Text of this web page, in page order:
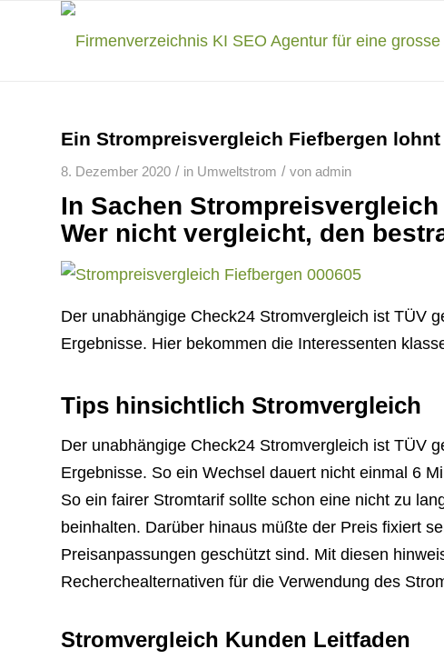
Ein Strompreisvergleich Fiefbergen
8. Dezember 2020 / in Umweltstrom / von admin
In Sachen
Wer nicht vergleicht, den
Der unabhängige Check24 Stromvergleich ist TÜV
Ergebnisse. Hier bekommen die Interessenten
Tips hinsichtlich Stromvergleich
Der unabhängige Check24 Stromvergleich ist TÜV
Ergebnisse. So ein Wechsel dauert nicht einmal 6
So ein fairer Stromtarif sollte schon eine nicht zu
beinhalten. Darüber hinaus müßte der Preis fixiert
Preisanpassungen geschützt sind. Mit diesen
Recherchealternativen für die Verwendung des
Stromvergleich Kunden Leitfaden